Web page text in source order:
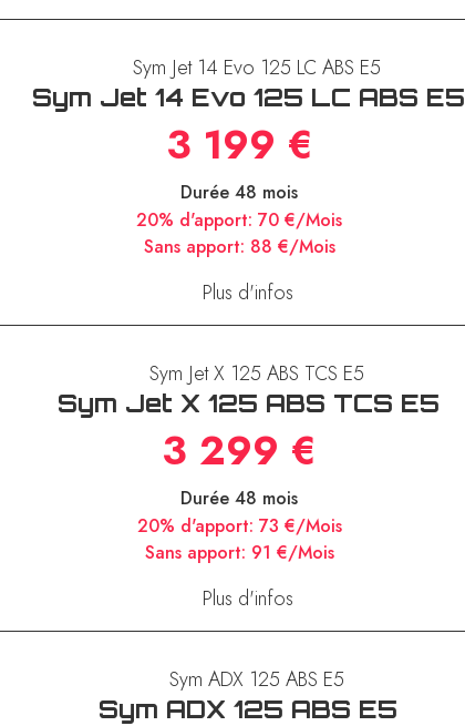
Sym Jet 14 Evo 125 LC ABS E5
3 199 €
Durée 48 mois
20% d'apport: 70 €/Mois
Sans apport: 88 €/Mois
Plus d'infos
Sym Jet X 125 ABS TCS E5
3 299 €
Durée 48 mois
20% d'apport: 73 €/Mois
Sans apport: 91 €/Mois
Plus d'infos
Sym ADX 125 ABS E5